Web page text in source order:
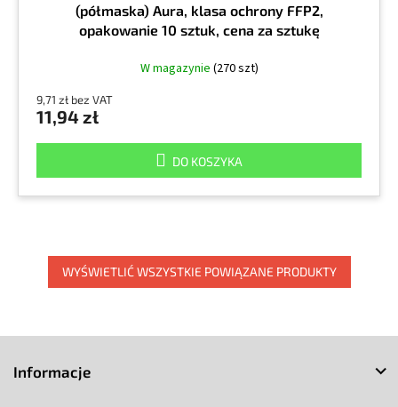
(półmaska) Aura, klasa ochrony FFP2,
opakowanie 10 sztuk, cena za sztukę
W magazynie (270 szt)
9,71 zł bez VAT
11,94 zł
DO KOSZYKA
WYŚWIETLIĆ WSZYSTKIE POWIĄZANE PRODUKTY
Informacje